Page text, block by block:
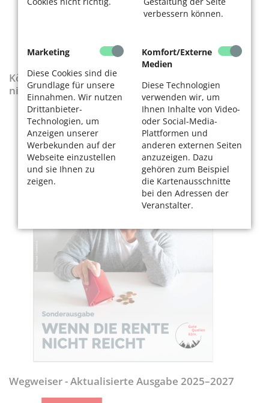
verbessern können.
Marketing
Diese Cookies sind die
Grundlage für unsere
Einnahmen. Wir nutzen
Drittanbieter-
Technologien, um
Anzeigen unserer
Werbekunden auf der
Webseite einzustellen
und sie Ihnen zu
zeigen.
Komfort/Externe
Medien
Diese Technologien
verwenden wir, um
Ihnen Inhalte von Video-
oder Social-Media-
Plattformen und
anderen externen Seiten
anzuzeigen. Dazu
gehören zum Beispiel
die Kartenausschnitte
bei den Adressen der
Veranstalter.
KölnerLeben-Sonderausgabe „Wenn die Rente
nicht reicht“
Wegweiser - Aktualisierte Ausgabe 2025–2027